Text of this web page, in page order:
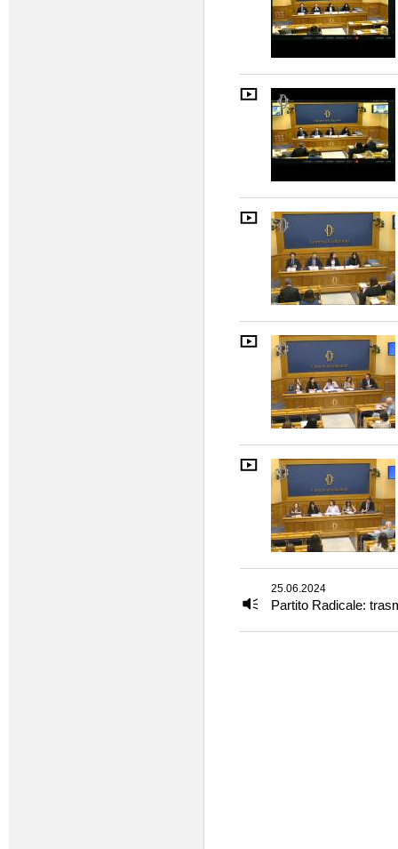
25.06.2024
Partito Radicale: